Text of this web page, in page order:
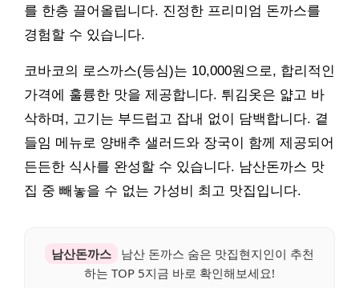
를 한층 끌어올립니다. 진정한 프리미엄 돈까스를
경험할 수 있습니다.
코바코의 로스까스(등심)는 10,000원으로, 합리적인
가격에 훌륭한 맛을 제공합니다. 튀김옷은 얇고 바
삭하며, 고기는 부드럽고 잡내 없이 담백합니다. 곁
들임 메뉴로 양배추 샐러드와 장국이 함께 제공되어
든든한 식사를 완성할 수 있습니다. 남산돈까스 맛
집 중 빼놓을 수 없는 가성비 최고 맛집입니다.
남산돈까스
남산 돈까스 숨은 맛집현지인이 추천
하는 TOP 5지금 바로 확인해보세요!